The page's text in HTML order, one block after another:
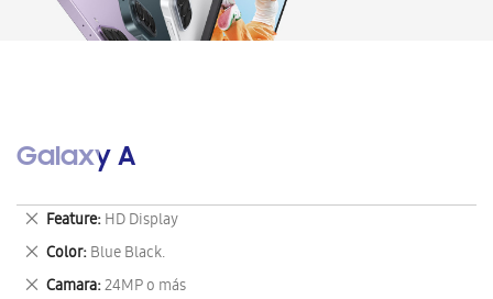
Galaxy A
Feature HD Display
Eliminar
este
artículo
Color Blue Black.
Eliminar
este
Camara 24MP o más
Eliminar